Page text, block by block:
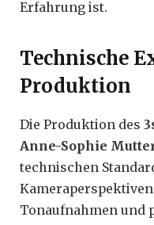
Erfahrung ist.
Technische
Produktion
Die Produktion des
Anne-Sophie
technischen
Tonaufnahmen und